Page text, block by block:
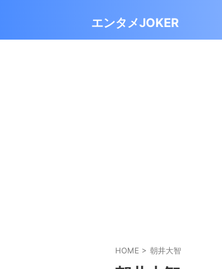
エンタメJOKER
HOME > 朝井大智